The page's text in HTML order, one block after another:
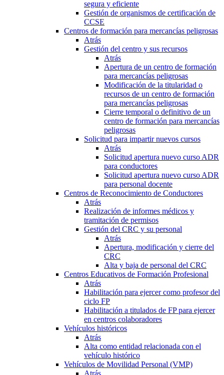
segura y eficiente
Gestión de organismos de certificación de
CCSE
Centros de formación para mercancías peligrosas
Atrás
Gestión del centro y sus recursos
Atrás
Apertura de un centro de formación
para mercancías peligrosas
Modificación de la titularidad o
recursos de un centro de formación
para mercancías peligrosas
Cierre temporal o definitivo de un
centro de formación para mercancías
peligrosas
Solicitud para impartir nuevos cursos
Atrás
Solicitud apertura nuevo curso ADR
para conductores
Solicitud apertura nuevo curso ADR
para personal docente
Centros de Reconocimiento de Conductores
Atrás
Realización de informes médicos y
tramitación de permisos
Gestión del CRC y su personal
Atrás
Apertura, modificación y cierre del
CRC
Alta y baja de personal del CRC
Centros Educativos de Formación Profesional
Atrás
Habilitación para ejercer como profesor del
ciclo FP
Habilitación a titulados de FP para ejercer
en centros colaboradores
Vehículos históricos
Atrás
Alta como entidad relacionada con el
vehículo histórico
Vehículos de Movilidad Personal (VMP)